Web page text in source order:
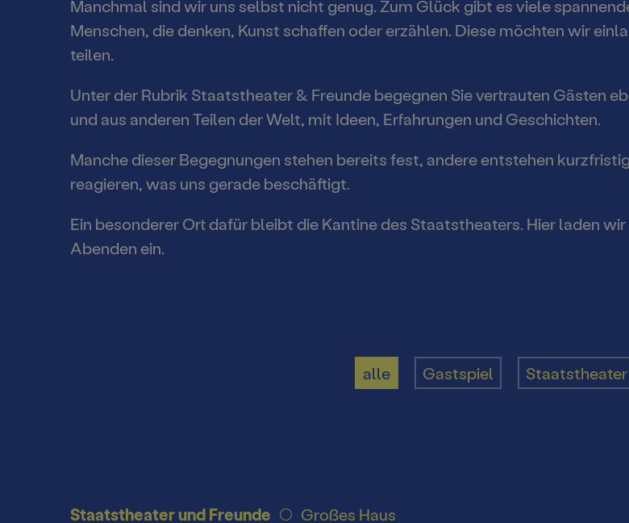
Spielstätte Stadt
Staatstheater und
Freunde
Offenes Staatstheater
Staatstheater unterwegs
Webshop
Abos 26/27
Kontakt und Anfahrt
Brandenburgische
Kulturstiftung
Kooperationen &
Förderungen
Manchmal sind wir uns selbst nicht genug. Zum Glück gibt es viele
Menschen, die denken, Kunst schaffen oder erzählen. Diese möchten wir
teilen.
Unter der Rubrik Staatstheater & Freunde begegnen Sie vertrauten Gästen
und aus anderen Teilen der Welt, mit Ideen, Erfahrungen und Geschichten.
Manche dieser Begegnungen stehen bereits fest, andere entstehen
reagieren, was uns gerade beschäftigt.
Ein besonderer Ort dafür bleibt die Kantine des Staatstheaters. Hier laden
Abenden ein.
alle Gastspiel
Staatstheater und Freunde Großes Haus